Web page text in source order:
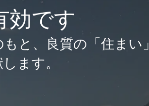
効です
と、良質の「住まい」
ます。